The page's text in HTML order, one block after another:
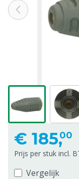
€ 185,00
Prijs per stuk incl.
Vergelijk